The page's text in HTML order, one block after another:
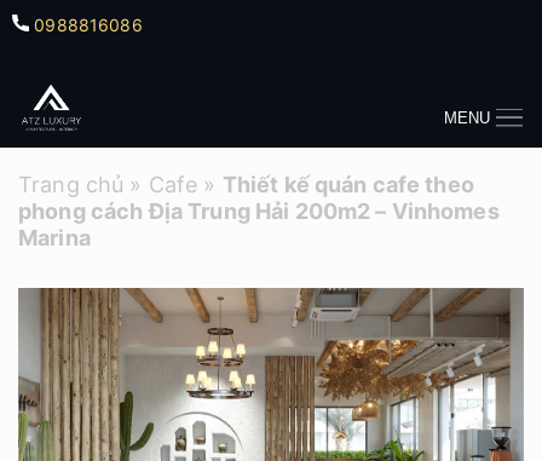
0988816086
MENU
Trang chủ » Cafe » Thiết kế quán cafe theo
phong cách Địa Trung Hải 200m2 – Vinhomes
Marina